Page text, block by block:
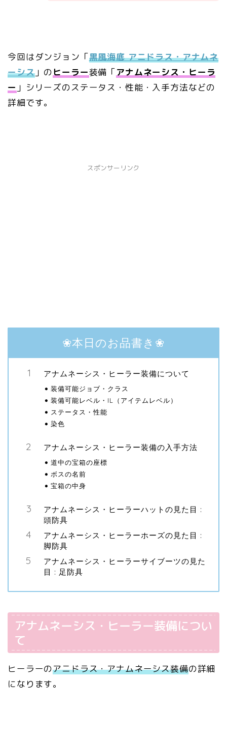
今回はダンジョン「黒風海底 アニドラス・アナムネ
ーシス」の ヒーラー装備「アナムネーシス・ヒーラ
ー 」シリーズのステータス・性能・入手方法などの
詳細です。
スポンサーリンク
❀本日のお品書き❀
アナムネーシス・ヒーラー装備について
装備可能ジョブ・クラス
装備可能レベル・IL（アイテムレベル）
ステータス・性能
染色
アナムネーシス・ヒーラー装備の入手方法
道中の宝箱の座標
ボスの名前
宝箱の中身
アナムネーシス・ヒーラーハットの見た目 :
頭防具
アナムネーシス・ヒーラーホーズの見た目 :
脚防具
アナムネーシス・ヒーラーサイブーツの見た
目 : 足防具
アナムネーシス・ヒーラー装備につい
て
ヒーラーのアニドラス・アナムネーシス装備の詳細
になります。